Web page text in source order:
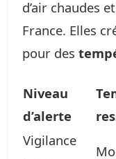
d’air chaudes
France. Elles
pour des
Niveau
d’alerte
Vigilance